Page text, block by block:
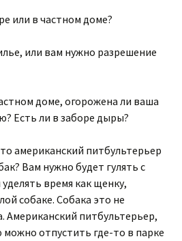
или в частном доме?
или вам нужно разрешение
доме, огорожена ли ваша
Есть ли в заборе дыры?
американский питбультерьер
Вам нужно будет гулять с
время как щенку,
собаке. Собака это не
Американский питбультерьер,
можно отпустить где-то в парке